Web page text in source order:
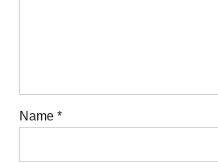
Name *